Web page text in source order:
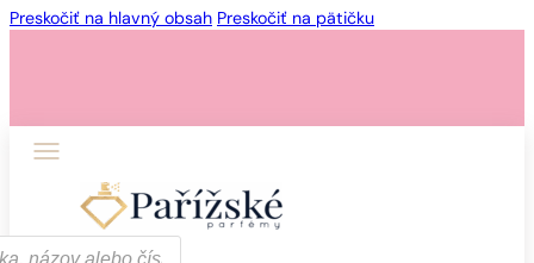
Preskočiť na hlavný obsah Preskočiť na pätičku